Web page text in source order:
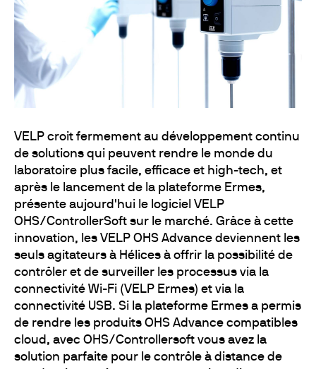
VELP croit fermement au développement continu
de solutions qui peuvent rendre le monde du
laboratoire plus facile, efficace et high-tech, et
après le lancement de la plateforme Ermes,
présente aujourd'hui le logiciel VELP
OHS/ControllerSoft sur le marché. Grâce à cette
innovation, les VELP OHS Advance deviennent les
seuls agitateurs à Hélices à offrir la possibilité de
contrôler et de surveiller les processus via la
connectivité Wi-Fi (VELP Ermes) et via la
connectivité USB. Si la plateforme Ermes a permis
de rendre les produits OHS Advance compatibles
cloud, avec OHS/Controllersoft vous avez la
solution parfaite pour le contrôle à distance de